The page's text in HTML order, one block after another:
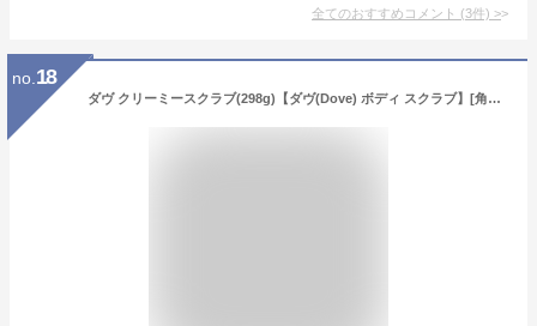
全てのおすすめコメント (3件) >
no. 18
ダヴ クリーミースクラブ(298g)【ダヴ(Dove) ボディ スクラブ】[角質ケア 保湿 黒ずみ 透明肌 しっとり 毎日使える]